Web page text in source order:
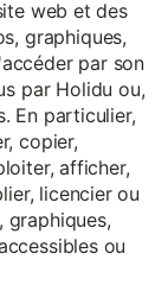
web et des
graphiques,
par son
par Holidu ou,
En particulier,
copier,
afficher,
licencier ou
graphiques,
ou